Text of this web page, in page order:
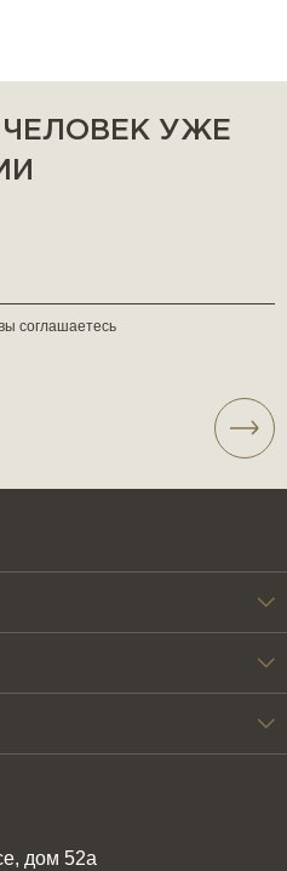
ЧЕЛОВЕК УЖЕ
соглашаетесь
дом 52а